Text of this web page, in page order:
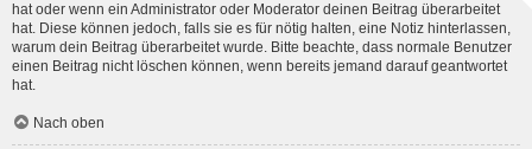
hat oder wenn ein Administrator oder Moderator deinen Beitrag überarbeitet
hat. Diese können jedoch, falls sie es für nötig halten, eine Notiz hinterlassen,
warum dein Beitrag überarbeitet wurde. Bitte beachte, dass normale Benutzer
einen Beitrag nicht löschen können, wenn bereits jemand darauf geantwortet
hat.
Nach oben